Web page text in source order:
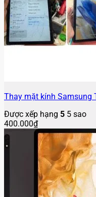
Thay mặt kính Samsung
Được xếp hạng 5 5 sao
400.000₫